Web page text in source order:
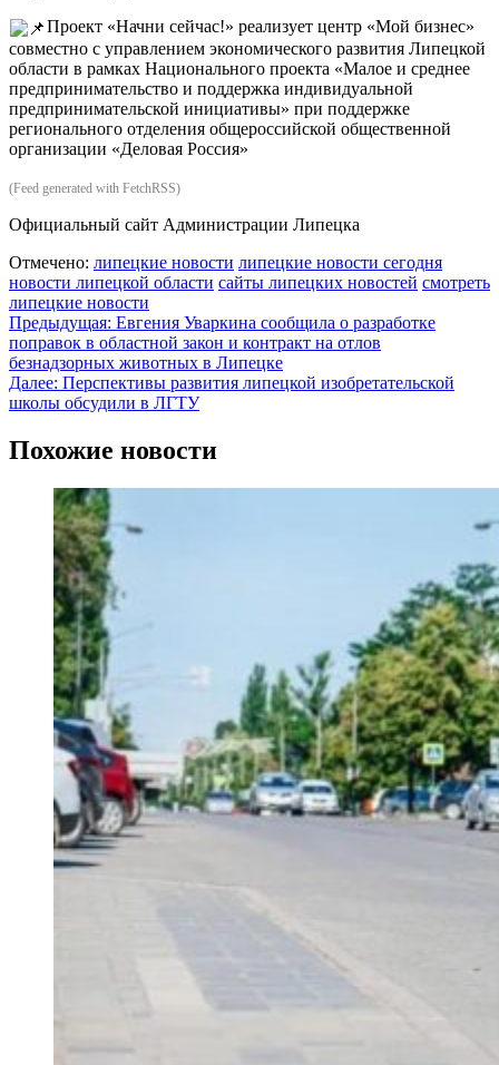
Проект «Начни сейчас!» реализует центр «Мой бизнес»
совместно с управлением экономического развития Липецкой
области в рамках Национального проекта «Малое и среднее
предпринимательство и поддержка индивидуальной
предпринимательской инициативы» при поддержке
регионального отделения общероссийской общественной
организации «Деловая Россия»
(Feed generated with FetchRSS)
Официальный сайт Администрации Липецка
Отмечено: липецкие новости липецкие новости сегодня
новости липецкой области сайты липецких новостей смотреть
липецкие новости
Навигация
по
записям
Предыдущая: Евгения Уваркина сообщила о разработке
поправок в областной закон и контракт на отлов
безнадзорных животных в Липецке
Далее: Перспективы развития липецкой изобретательской
школы обсудили в ЛГТУ
Похожие новости